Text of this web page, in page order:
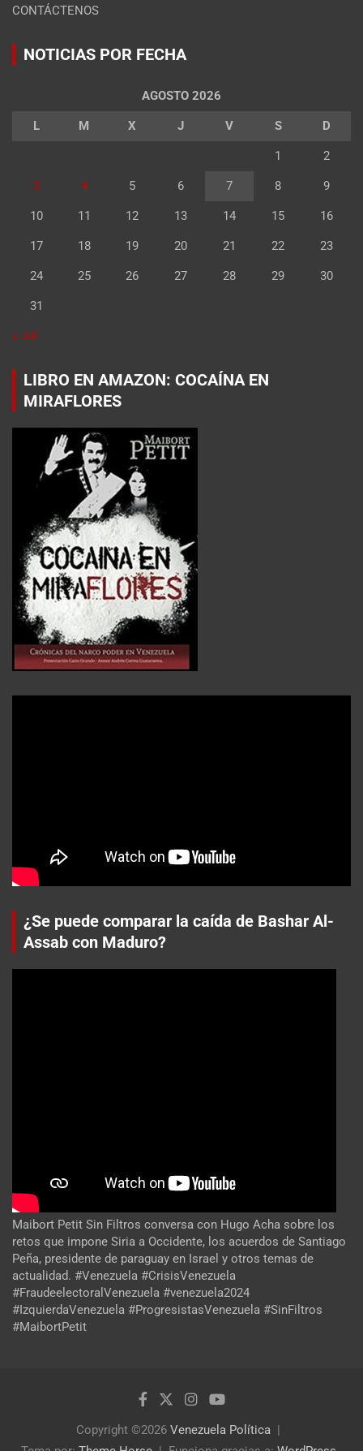
CONTÁCTENOS
NOTICIAS POR FECHA
AGOSTO 2026
L M X J V S D
1 2
3 4 5 6 7 8 9
10 11 12 13 14 15 16
17 18 19 20 21 22 23
24 25 26 27 28 29 30
31
« Jul
LIBRO EN AMAZON: COCAÍNA EN
MIRAFLORES
¿Se puede comparar la caída de Bashar Al-
Assab con Maduro?
Maibort Petit Sin Filtros conversa con Hugo Acha sobre los
retos que impone Siria a Occidente, los acuerdos de Santiago
Peña, presidente de paraguay en Israel y otros temas de
actualidad. #Venezuela #CrisisVenezuela
#FraudeelectoralVenezuela #venezuela2024
#IzquierdaVenezuela #ProgresistasVenezuela #SinFiltros
#MaibortPetit
Copyright ©2026 Venezuela Política